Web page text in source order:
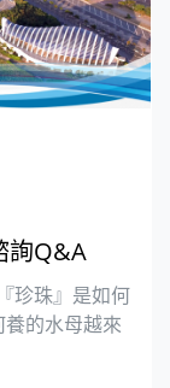
詢Q&A
珍珠』是如何
的水母越來